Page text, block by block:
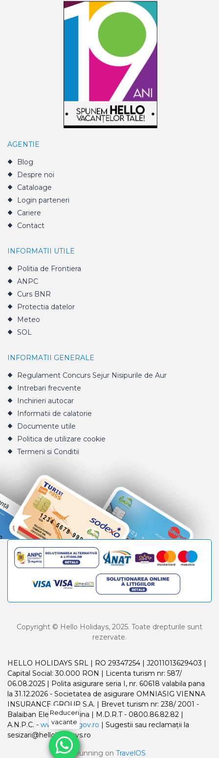
AGENTIE
Blog
Despre noi
Cataloage
Login parteneri
Cariere
Contact
INFORMATII UTILE
Politia de Frontiera
ANPC
Curs BNR
Protectia datelor
Meteo
SOL
INFORMATII GENERALE
Regulament Concurs Sejur Nisipurile de Aur
Intrebari frecvente
Inchirieri autocar
Informatii de calatorie
Documente utile
Politica de utilizare cookie
Termeni si Conditii
Copyright © Hello Holidays, 2025. Toate drepturile sunt
rezervate.
HELLO HOLIDAYS SRL | RO 29347254 | J2011013629403 |
Capital Social: 30.000 RON | Licenta turism nr: 587/
06.08.2025 | Polita asigurare seria I, nr. 60618 valabila pana
la 31.12.2026 - Societatea de asigurare OMNIASIG VIENNA
INSURANCE GROUP S.A. | Brevet turism nr: 238/ 2001 -
Balaiban Elena Madalina | M.D.R.T - 0800.86.82.82 |
A.N.P.C. - www.anpc.gov.ro | Sugestii sau reclamații la
sesizari@helloholidays.ro
Running on TravelOS
Reduceri
vacante